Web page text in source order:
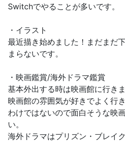
Switchでやることが多いです。
・イラスト
最近描き始めました！まだまだ
まらないです。
・映画鑑賞/海外ドラマ鑑賞
基本外出する時は映画館に行きま
映画館の雰囲気が好きでよく行
わけではないので面白そうな映
い。
海外ドラマはプリズン・ブレイ